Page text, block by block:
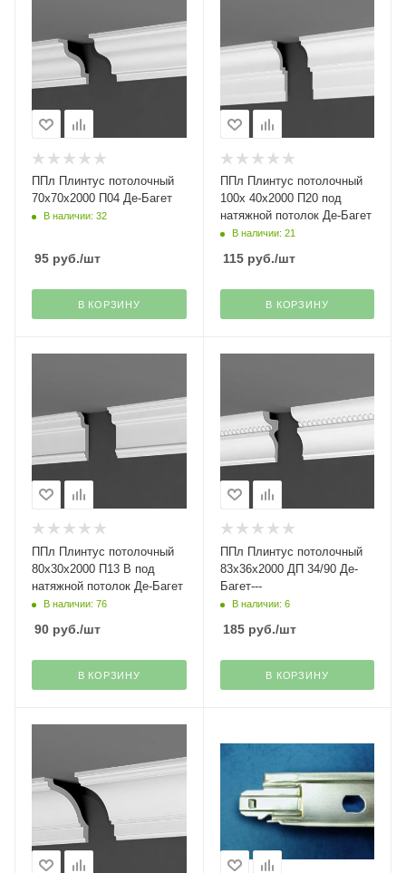
ППл Плинтус потолочный
70х70х2000 П04 Де-Багет
В наличии: 32
95 руб./шт
В КОРЗИНУ
ППл Плинтус потолочный
100х 40х2000 П20 под
натяжной потолок Де-Багет
В наличии: 21
115руб./шт
В КОРЗИНУ
ППл Плинтус потолочный
80х30х2000 П13 В под
натяжной потолок Де-Багет
В наличии: 76
90 руб./шт
В КОРЗИНУ
ППл Плинтус потолочный
83х36х2000 ДП 34/90 Де-
Багет---
В наличии: 6
185руб./шт
В КОРЗИНУ